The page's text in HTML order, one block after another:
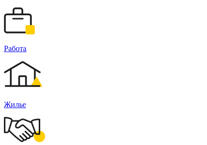
Работа
Жилье